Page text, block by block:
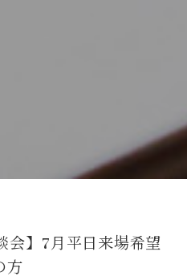
会】7月平日来場希望
方